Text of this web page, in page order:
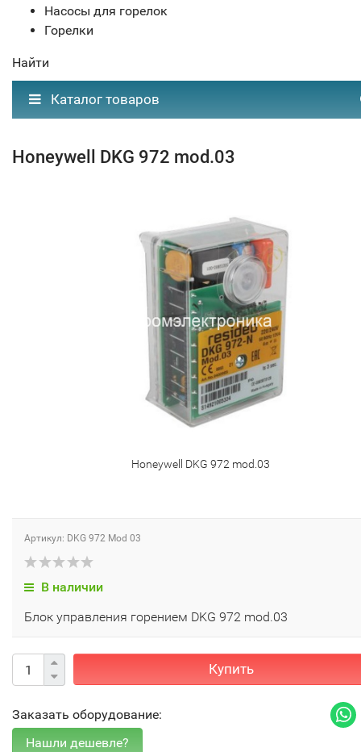
Насосы для горелок
Горелки
Найти
Каталог товаров
Honeywell DKG 972 mod.03
Honeywell DKG 972 mod.03
Артикул: DKG 972 Mod 03
В наличии
Блок управления горением DKG 972 mod.03
Купить
Заказать оборудование: